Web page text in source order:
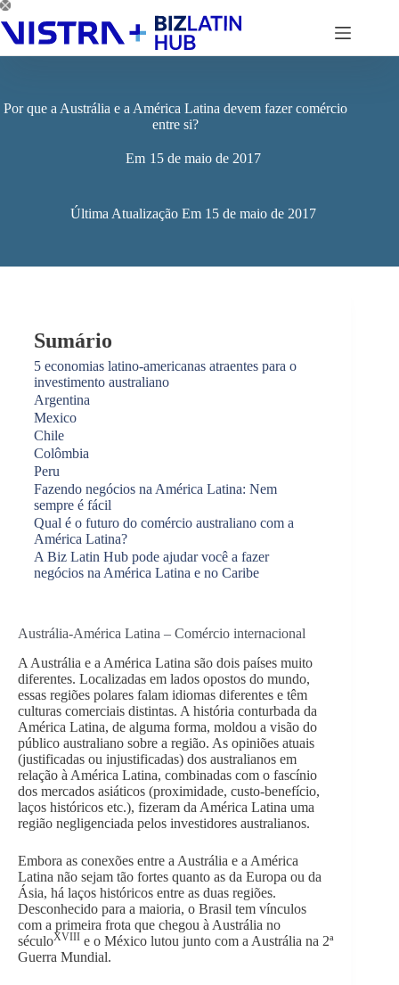
Pular
para
conteúdo
Por que a Austrália e a América Latina devem fazer comércio
entre si?
Em 15 de maio de 2017
Última Atualização Em 15 de maio de 2017
Sumário
5 economias latino-americanas atraentes para o
investimento australiano
Argentina
Mexico
Chile
Colômbia
Peru
Fazendo negócios na América Latina: Nem
sempre é fácil
Qual é o futuro do comércio australiano com a
América Latina?
A Biz Latin Hub pode ajudar você a fazer
negócios na América Latina e no Caribe
Austrália-América Latina – Comércio internacional
A Austrália e a América Latina são dois países muito
diferentes. Localizadas em lados opostos do mundo,
essas regiões polares falam idiomas diferentes e têm
culturas comerciais distintas. A história conturbada da
América Latina, de alguma forma, moldou a visão do
público australiano sobre a região. As opiniões atuais
(justificadas ou injustificadas) dos australianos em
relação à América Latina, combinadas com o fascínio
dos mercados asiáticos (proximidade, custo-benefício,
laços históricos etc.), fizeram da América Latina uma
região negligenciada pelos investidores australianos.
Embora as conexões entre a Austrália e a América
Latina não sejam tão fortes quanto as da Europa ou da
Ásia, há laços históricos entre as duas regiões.
Desconhecido para a maioria, o Brasil tem vínculos
com a primeira frota que chegou à Austrália no
séculoXVIII e o México lutou junto com a Austrália na 2ª
Guerra Mundial.